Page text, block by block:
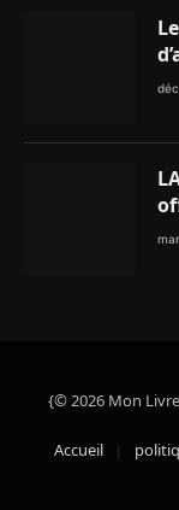
{© 2026 Mon
Accueil